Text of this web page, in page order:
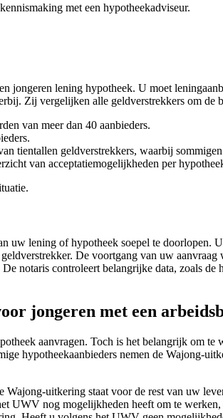
met een hypotheekadviseur.
jongeren lening hypotheek. U moet
Zij vergelijken alle geldverstrekkers om de
van meer dan 40 aanbieders.
tientallen geldverstrekkers, waarbij
van acceptatiemogelijkheden per
uw lening of hypotheek soepel te doorlopen.
De voortgang van uw
notaris controleert belangrijke data, zoals
jongeren met een
aanvragen. Toch is het belangrijk om
hypotheekaanbieders nemen de Wajong-
uitkering staat voor de rest van uw
UWV nog mogelijkheden heeft om te